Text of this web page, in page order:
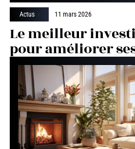
Actus 11 mars 2026
Le meilleur
pour améliorer